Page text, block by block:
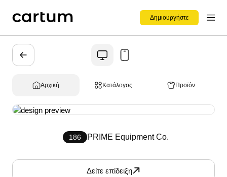
Δημιουργήστε
Αρχική Κατάλογος Προϊόν
186 PRIME Equipment Co.
Δείτε επίδειξη